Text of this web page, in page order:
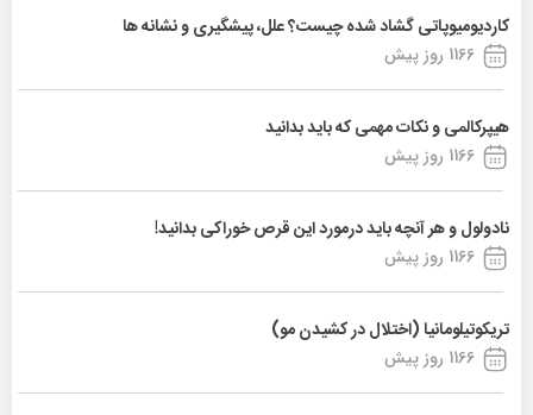
کاردیومیوپاتی گشاد شده چیست؟ علل، پیشگیری و نشانه ها
1166 روز پیش
هیپرکالمی و نکات مهمی که باید بدانید
1166 روز پیش
نادولول و هر آنچه باید درمورد این قرص خوراکی بدانید!
1166 روز پیش
تریکوتیلومانیا (اختلال در کشیدن مو)
1166 روز پیش